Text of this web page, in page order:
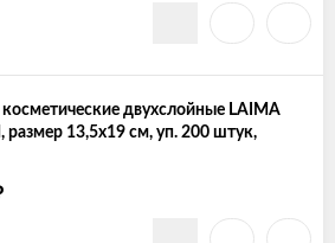
двухслойные LAIMA
размер 13,5х19 см, уп. 200 штук,